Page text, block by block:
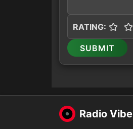
RATING:
SUBMIT
Radio Vibe